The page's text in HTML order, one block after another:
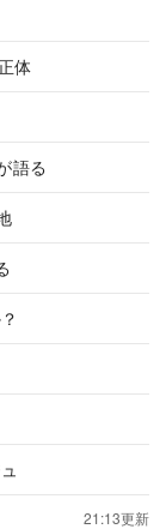
体
語る
？
21:13更新